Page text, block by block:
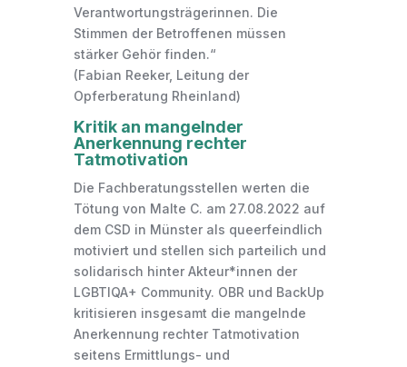
Verantwortungsträgerinnen. Die
Stimmen der Betroffenen müssen
stärker Gehör finden.“
(Fabian Reeker, Leitung der
Opferberatung Rheinland)
Kritik an mangelnder
Anerkennung rechter
Tatmotivation
Die Fachberatungsstellen werten die
Tötung von Malte C. am 27.08.2022 auf
dem CSD in Münster als queerfeindlich
motiviert und stellen sich parteilich und
solidarisch hinter Akteur*innen der
LGBTIQA+ Community. OBR und BackUp
kritisieren insgesamt die mangelnde
Anerkennung rechter Tatmotivation
seitens Ermittlungs- und